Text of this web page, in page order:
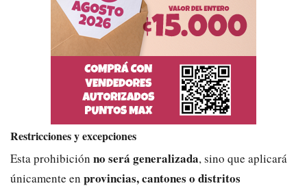
Restricciones y excepciones
Esta prohibición no será generalizada, sino que aplicará
únicamente en provincias, cantones o distritos